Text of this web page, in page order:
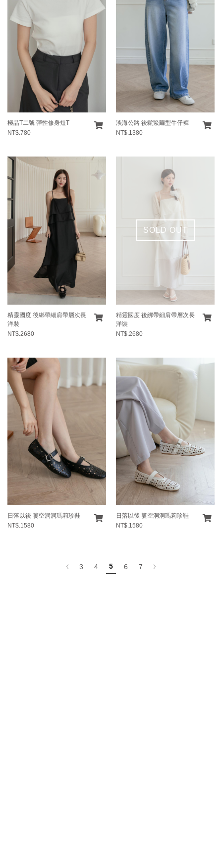
極品T二號 彈性修身短T
NT$.780
淡海公路 後鬆緊繭型牛仔褲
NT$.1380
精靈國度 後綁帶細肩帶層次長
洋裝
NT$.2680
SOLD OUT
精靈國度 後綁帶細肩帶層次長
洋裝
NT$.2680
日落以後 簍空洞洞瑪莉珍鞋
NT$.1580
日落以後 簍空洞洞瑪莉珍鞋
NT$.1580
3 4 5 6 7